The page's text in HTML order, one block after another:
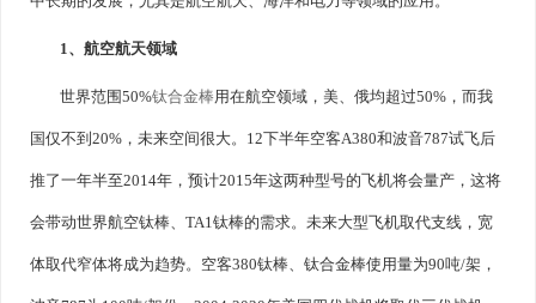
1、航空航天领域
世界范围50%钛合金棒用在航空领域，美、俄均超过50%，而我
国仅不到20%，未来空间很大。12下半年空客A380和波音787试飞后
推了一年半至2014年，预计2015年这两种型号的飞机将会量产，这将
会带动世界航空钛棒、TA1钛棒的需求。未来大型飞机取代支线，宽
体取代窄体将成为趋势。空客380钛棒、钛合金棒使用量为90吨/架，